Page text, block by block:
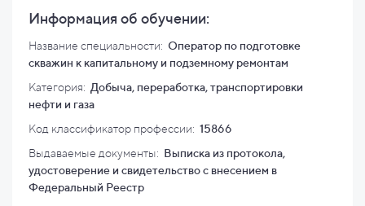
Информация об обучении:
Название специальности: Оператор по подготовке
скважин к капитальному и подземному ремонтам
Категория: Добыча, переработка, транспортировки
нефти и газа
Код классификатор профессии: 15866
Выдаваемые документы: Выписка из протокола,
удостоверение и свидетельство с внесением в
Федеральный Реестр